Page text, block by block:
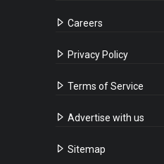
Careers
Privacy Policy
Terms of Service
Advertise with us
Sitemap